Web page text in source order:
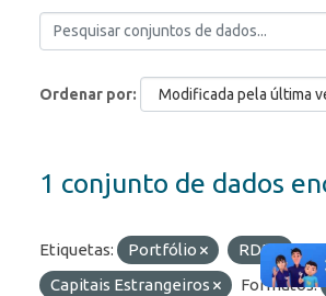
Ordenar por
1 conjunto de dados
Etiquetas: Portfólio
RDE
Capitais Estrangeiros
Formatos: